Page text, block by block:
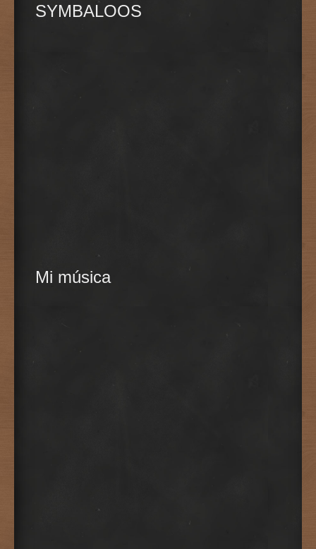
SYMBALOOS
Mi música